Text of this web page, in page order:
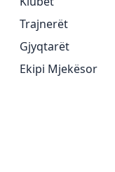
Trajnerët
Gjyqtarët
Ekipi Mjekësor